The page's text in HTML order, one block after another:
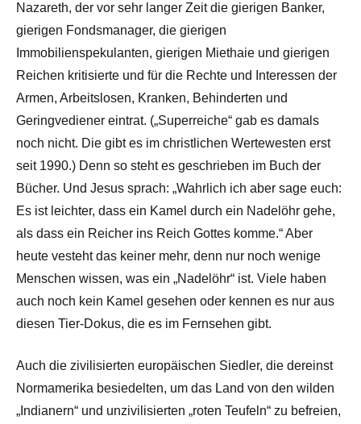
Nazareth, der vor sehr langer Zeit die gierigen Banker,
gierigen Fondsmanager, die gierigen
Immobilienspekulanten, gierigen Miethaie und gierigen
Reichen kritisierte und für die Rechte und Interessen der
Armen, Arbeitslosen, Kranken, Behinderten und
Geringvediener eintrat. („Superreiche“ gab es damals
noch nicht. Die gibt es im christlichen Wertewesten erst
seit 1990.) Denn so steht es geschrieben im Buch der
Bücher. Und Jesus sprach: „Wahrlich ich aber sage euch:
Es ist leichter, dass ein Kamel durch ein Nadelöhr gehe,
als dass ein Reicher ins Reich Gottes komme.“ Aber
heute vesteht das keiner mehr, denn nur noch wenige
Menschen wissen, was ein „Nadelöhr“ ist. Viele haben
auch noch kein Kamel gesehen oder kennen es nur aus
diesen Tier-Dokus, die es im Fernsehen gibt.
Auch die zivilisierten europäischen Siedler, die dereinst
Normamerika besiedelten, um das Land von den wilden
„Indianern“ und unzivilisierten „roten Teufeln“ zu befreien,